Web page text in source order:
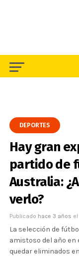
DEPORTES
Hay gran
partido de
Australia:
verlo?
Publicado hace 3 años el
La selección de
amistoso del año en
quedar eliminados